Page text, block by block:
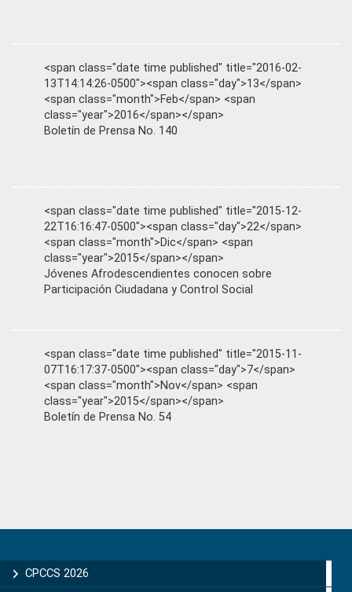
<span class="date time published" title="2016-02-
13T14:14:26-0500"><span class="day">13</span>
<span class="month">Feb</span> <span
class="year">2016</span></span>
Boletín de Prensa No. 140
<span class="date time published" title="2015-12-
22T16:16:47-0500"><span class="day">22</span>
<span class="month">Dic</span> <span
class="year">2015</span></span>
Jóvenes Afrodescendientes conocen sobre
Participación Ciudadana y Control Social
<span class="date time published" title="2015-11-
07T16:17:37-0500"><span class="day">7</span>
<span class="month">Nov</span> <span
class="year">2015</span></span>
Boletín de Prensa No. 54
Sidebar
CPCCS 2026